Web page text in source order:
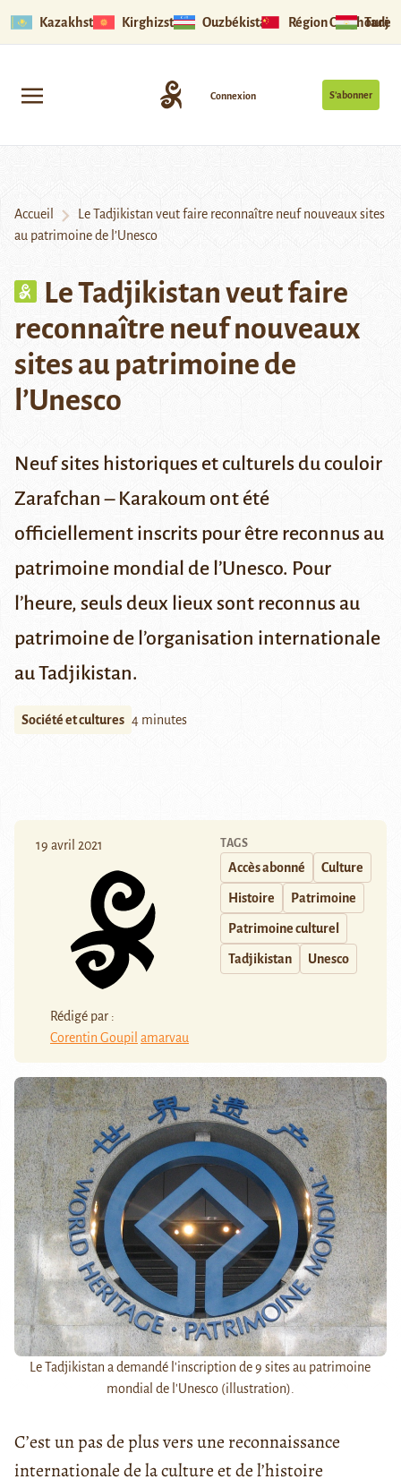
Kazakhstan Kirghizstan Ouzbékistan Région Ouïghoure
S’abonner
Connexion
Accueil
Le Tadjikistan veut faire reconnaître neuf nouveaux sites
au patrimoine de l’Unesco
Le Tadjikistan veut faire
reconnaître neuf nouveaux
sites au patrimoine de
l’Unesco
Neuf sites historiques et culturels du couloir
Zarafchan – Karakoum ont été
officiellement inscrits pour être reconnus au
patrimoine mondial de l’Unesco. Pour
l’heure, seuls deux lieux sont reconnus au
patrimoine de l’organisation internationale
au Tadjikistan.
Société et cultures 4 minutes
19 avril 2021
Rédigé par :
Corentin Goupil amarvau
TAGS
Accès abonné Culture
Histoire Patrimoine
Patrimoine culturel
Tadjikistan Unesco
Le Tadjikistan a demandé l'inscription de 9 sites au patrimoine
mondial de l'Unesco (illustration).
C’est un pas de plus vers une reconnaissance
internationale de la culture et de l’histoire